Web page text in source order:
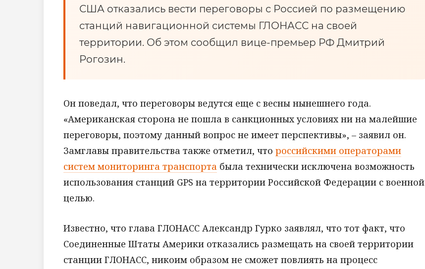
США отказались вести переговоры с Россией по размещению
станций навигационной системы ГЛОНАСС на своей
территории. Об этом сообщил вице-премьер РФ Дмитрий
Рогозин.
Он поведал, что переговоры ведутся еще с весны нынешнего года.
«Американская сторона не пошла в санкционных условиях ни на малейшие
переговоры, поэтому данный вопрос не имеет перспективы», – заявил он.
Замглавы правительства также отметил, что российскими операторами
систем мониторинга транспорта была технически исключена возможность
использования станций GPS на территории Российской Федерации с военной
целью.
Известно, что глава ГЛОНАСС Александр Гурко заявлял, что тот факт, что
Соединенные Штаты Америки отказались размещать на своей территории
станции ГЛОНАСС, никоим образом не сможет повлиять на процесс